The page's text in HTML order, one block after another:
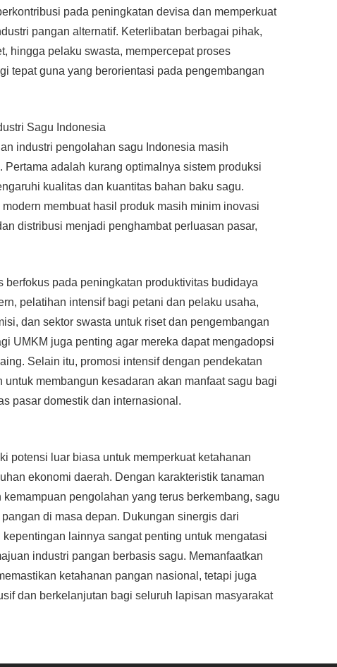
pada peningkatan devisa dan memperkuat
pangan alternatif. Keterlibatan berbagai pihak,
hingga pelaku swasta, mempercepat proses
tepat guna yang berorientasi pada pengembangan
Sagu Indonesia
industri pengolahan sagu Indonesia masih
adalah kurang optimalnya sistem produksi
kualitas dan kuantitas bahan baku sagu.
membuat hasil produk masih minim inovasi
distribusi menjadi penghambat perluasan pasar,
pada peningkatan produktivitas budidaya
pelatihan intensif bagi petani dan pelaku usaha,
dan sektor swasta untuk riset dan pengembangan
UMKM juga penting agar mereka dapat mengadopsi
Selain itu, promosi intensif dengan pendekatan
membangun kesadaran akan manfaat sagu bagi
pasar domestik dan internasional.
potensi luar biasa untuk memperkuat ketahanan
ekonomi daerah. Dengan karakteristik tanaman
pengolahan yang terus berkembang, sagu
di masa depan. Dukungan sinergis dari
lainnya sangat penting untuk mengatasi
industri pangan berbasis sagu. Memanfaatkan
ketahanan pangan nasional, tetapi juga
dan berkelanjutan bagi seluruh lapisan masyarakat